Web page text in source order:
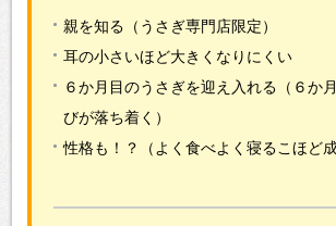
親を知る（うさぎ専門店限定）
耳の小さいほど大きくなりにくい
６か月目のうさぎを迎え入れる（６か
びが落ち着く）
性格も！？（よく食べよく寝るこほど